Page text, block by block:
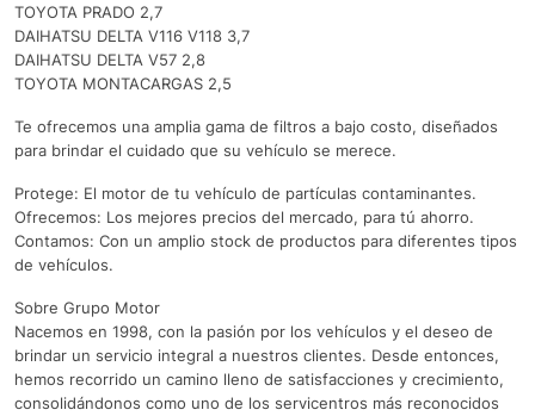
TOYOTA PRADO 2,7
DAIHATSU DELTA V116 V118 3,7
DAIHATSU DELTA V57 2,8
TOYOTA MONTACARGAS 2,5
Te ofrecemos una amplia gama de filtros a bajo costo, diseñados
para brindar el cuidado que su vehículo se merece.
Protege: El motor de tu vehículo de partículas contaminantes.
Ofrecemos: Los mejores precios del mercado, para tú ahorro.
Contamos: Con un amplio stock de productos para diferentes tipos
de vehículos.
Sobre Grupo Motor
Nacemos en 1998, con la pasión por los vehículos y el deseo de
brindar un servicio integral a nuestros clientes. Desde entonces,
hemos recorrido un camino lleno de satisfacciones y crecimiento,
consolidándonos como uno de los servicentros más reconocidos